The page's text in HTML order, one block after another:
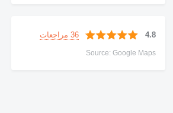
4.8 36 مراجعات
Source: Google Maps